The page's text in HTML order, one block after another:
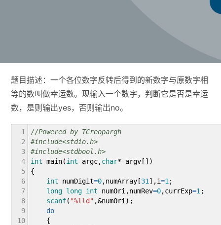
题目描述：一个各位数字反转后得到的新数字与原数字相
等的数叫做幸运数。现输入一个数字，判断它是否是幸运
数，是则输出yes，否则输出no。
1
2
3
4
5
6
7
8
9
10
//Powered by TCreopargh
#include<stdio.h>
#include<stdbool.h>
int main(int argc,char* argv [ ] )
{
int numDigit=0,numArray [31 ] ,i=1 ;
long long int numOri,numRev=0,currExp=1 ;
scanf( "%lld" ,&numOri ) ;
do
{